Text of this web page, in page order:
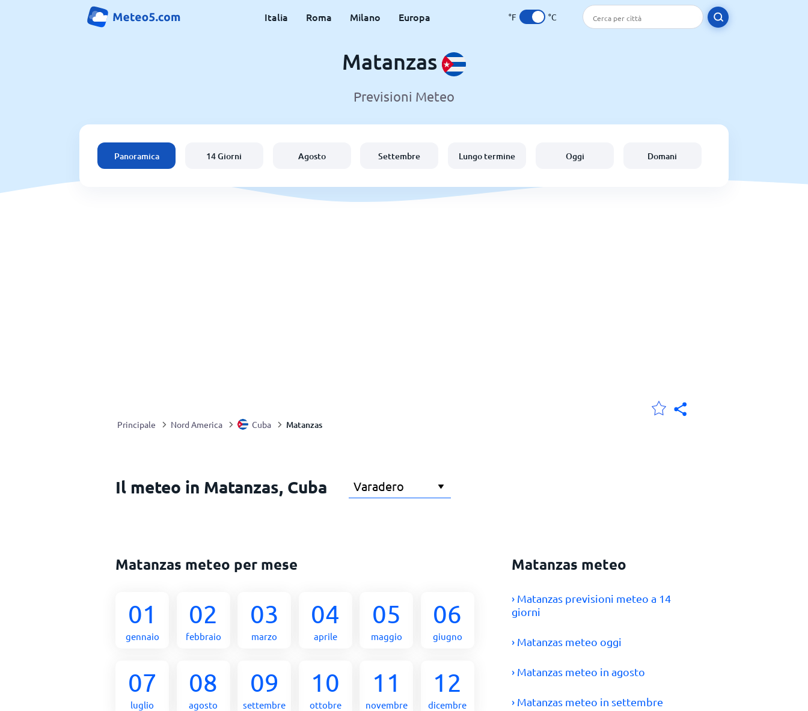
Italia Roma Milano Europa °F °C
Matanzas
Previsioni Meteo
Panoramica 14 Giorni Agosto Settembre Lungo termine Oggi Domani
Principale Nord America Cuba Matanzas
Il meteo in Matanzas, Cuba
Matanzas meteo per mese
01
gennaio
02
febbraio
03
marzo
04
aprile
05
maggio
06
giugno
07
luglio
08
agosto
09
settembre
10
ottobre
11
novembre
12
dicembre
Matanzas meteo
› Matanzas previsioni meteo a 14
giorni
› Matanzas meteo oggi
› Matanzas meteo in agosto
› Matanzas meteo in settembre